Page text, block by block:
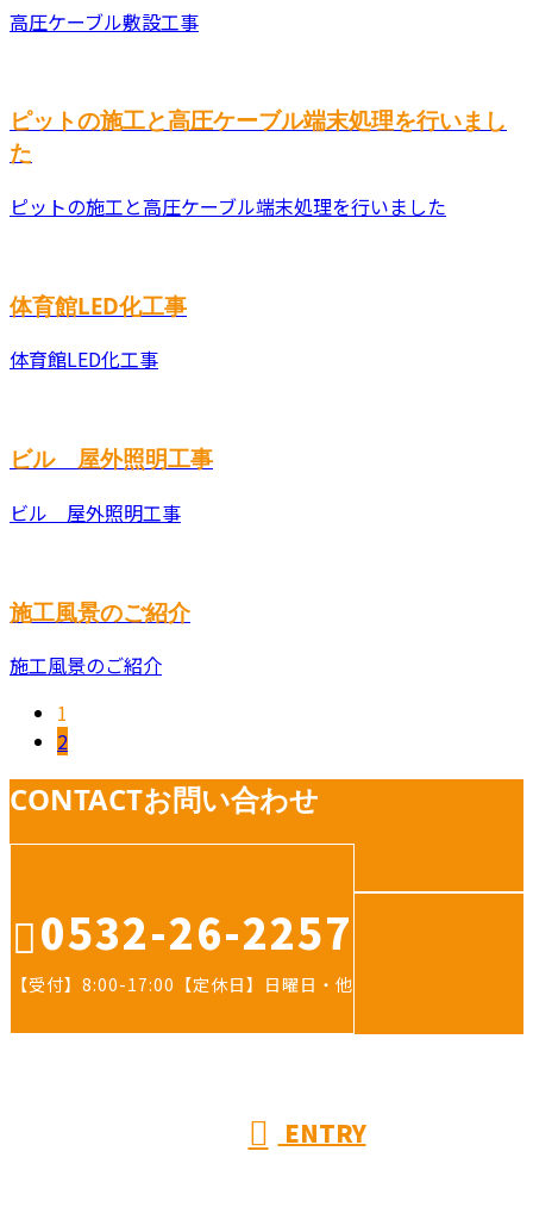
高圧ケーブル敷設工事
ピットの施工と高圧ケーブル端末処理を行いまし
た
ピットの施工と高圧ケーブル端末処理を行いました
体育館LED化工事
体育館LED化工事
ビル 屋外照明工事
ビル 屋外照明工事
施工風景のご紹介
施工風景のご紹介
1
2
CONTACTお問い合わせ
0532-26-2257
【受付】8:00-17:00【定休日】日曜日・他
ENTRY